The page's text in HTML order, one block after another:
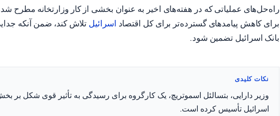
راه‌حل‌های عملیاتی که در هفته‌های اخیر به عنوان بخشی از کار وزارتخانه مطرح
برای کاهش پیامدهای گسترده‌تر برای کل اقتصاد اسرائیل تلاش کند، ضمن آنکه
بانک اسرائیل تضمین شود.
نکات کلیدی
وزیر دارایی، بتسالئل اسموتریچ، یک کارگروه برای رسیدگی به تأثیر قوی شکل بر
اسرائیل تأسیس کرده است.